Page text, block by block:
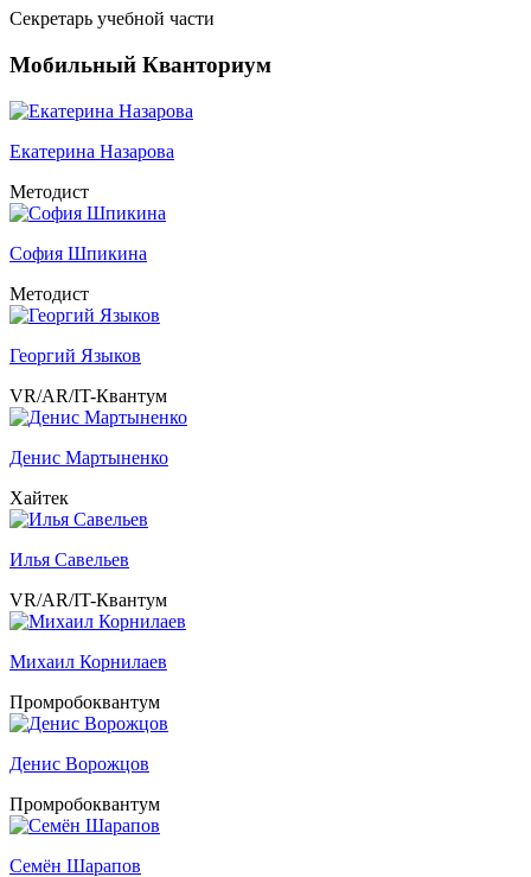
Секретарь учебной части
Мобильный Кванториум
Екатерина Назарова
Методист
София Шпикина
Методист
Георгий Языков
VR/AR/IT-Квантум
Денис Мартыненко
Хайтек
Илья Савельев
VR/AR/IT-Квантум
Михаил Корнилаев
Промробоквантум
Денис Ворожцов
Промробоквантум
Семён Шарапов